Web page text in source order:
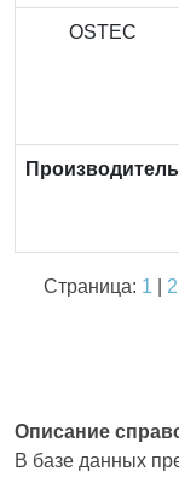
OSTEC
Производитель
Страница: 1 2
Описание
В базе данных